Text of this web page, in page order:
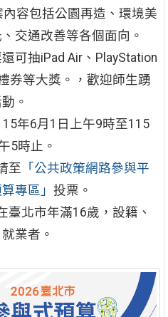
容包括公園再造、環境美
交通改善等各個面向。
可抽iPad Air、PlayStation
券等大獎。，歡迎師生踴
。
年6月1日上午9時至115
5時止。
至 「公共政策網路參與平
專區」 投票。
臺北市年滿16歲，設籍、
業者。